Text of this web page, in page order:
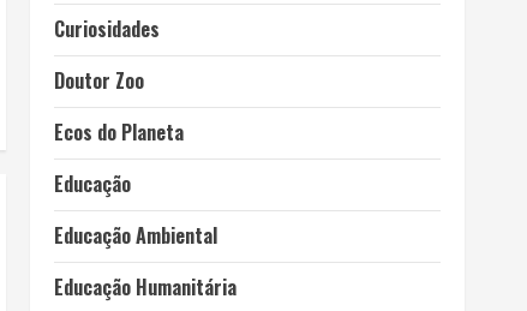
Curiosidades
Doutor Zoo
Ecos do Planeta
Educação
Educação Ambiental
Educação Humanitária